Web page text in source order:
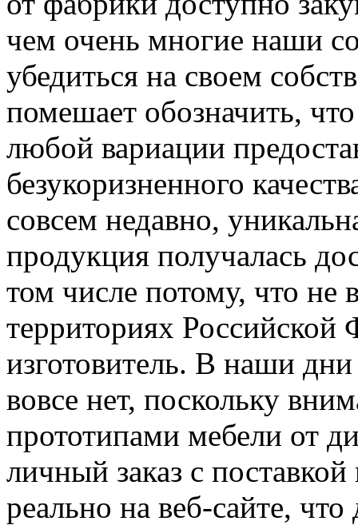
чем очень многие наши
убедиться на своем
помешает обозначить,
любой вариации
безукоризненного
совсем недавно,
продукция получалась
том числе потому, что не
территориях Российской
изготовитель. В наши
вовсе нет, поскольку
прототипами мебели от
личный заказ с
реально на веб-сайте,